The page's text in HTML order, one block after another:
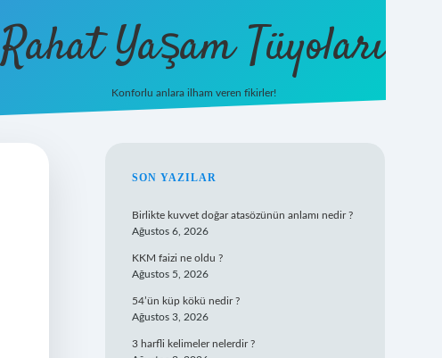
Rahat Yaşam Tüyoları
Konforlu anlara ilham veren fikirler!
SIDEBAR
SON YAZILAR
Birlikte kuvvet doğar atasözünün anlamı nedir ?
Ağustos 6, 2026
KKM faizi ne oldu ?
Ağustos 5, 2026
54’ün küp kökü nedir ?
Ağustos 3, 2026
3 harfli kelimeler nelerdir ?